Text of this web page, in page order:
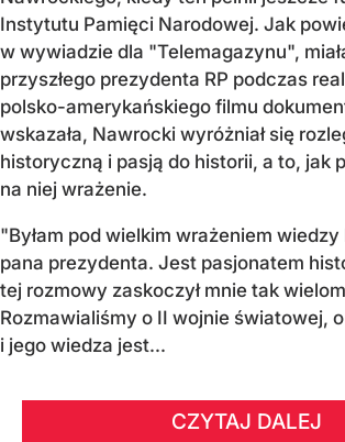
Instytutu Pamięci Narodowej. Jak
w wywiadzie dla "Telemagazynu",
przyszłego prezydenta RP podczas
polsko-amerykańskiego filmu
wskazała, Nawrocki wyróżniał się
historyczną i pasją do historii, a to, jak
na niej wrażenie.
"Byłam pod wielkim wrażeniem
pana prezydenta. Jest pasjonatem
tej rozmowy zaskoczył mnie tak
Rozmawialiśmy o II wojnie światowej,
i jego wiedza jest...
CZYTAJ DALEJ